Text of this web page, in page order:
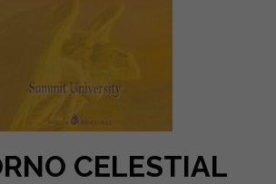
CELESTIAL